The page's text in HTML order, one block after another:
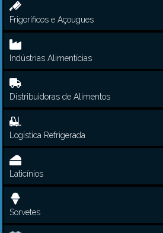
Frigoríficos e Açougues
Indústrias Alimentícias
Distribuidoras de Alimentos
Logística Refrigerada
Laticínios
Sorvetes